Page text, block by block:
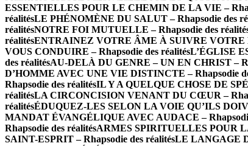
ESSENTIELLES POUR LE CHEMIN DE LA VIE –
réalitésLE PHÉNOMÈNE DU SALUT – Rhapsodie des
réalitésNOTRE FOI MUTUELLE – Rhapsodie des
réalitésENTRAINEZ VOTRE ÂME À SUIVRE VOTRE
VOUS CONDUIRE – Rhapsodie des réalitésL’ÉGLISE
des réalitésAU-DELÀ DU GENRE – UN EN CHRIST –
D’HOMME AVEC UNE VIE DISTINCTE – Rhapsodie
Rhapsodie des réalitésIL Y A QUELQUE CHOSE DE
réalitésLA CIRCONCISION VENANT DU CŒUR –
réalitésÉDUQUEZ-LES SELON LA VOIE QU’ILS
MANDAT ÉVANGÉLIQUE AVEC AUDACE –
Rhapsodie des réalitésARMES SPIRITUELLES POUR
SAINT-ESPRIT – Rhapsodie des réalitésLE LANGAGE